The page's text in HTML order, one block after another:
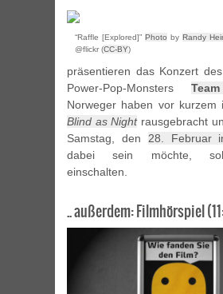
“Raffle [Explored]” Photo by Randy
@flickr (CC-BY)
präsentieren das Konzert
Power-Pop-Monsters
Norweger haben vor kurzem
Blind as Night rausgebracht
Samstag, den 28. Februar
dabei sein möchte,
einschalten.
.. außerdem: Filmhörspiel